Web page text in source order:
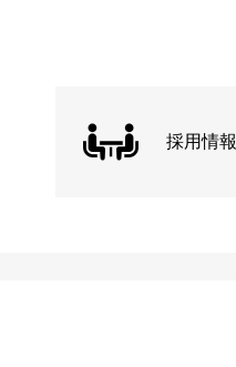
採用情報